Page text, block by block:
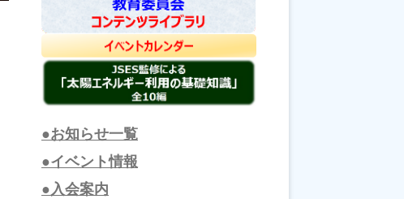
●お知らせ一覧
●イベント情報
●入会案内